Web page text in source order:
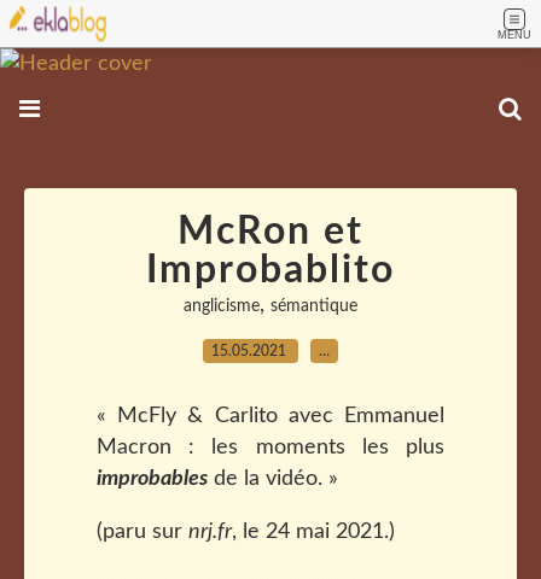
MENU
McRon et
Improbablito
anglicisme, sémantique
15.05.2021 …
« McFly & Carlito avec Emmanuel
Macron : les moments les plus
improbables de la vidéo. »
(paru sur nrj.fr, le 24 mai 2021.)